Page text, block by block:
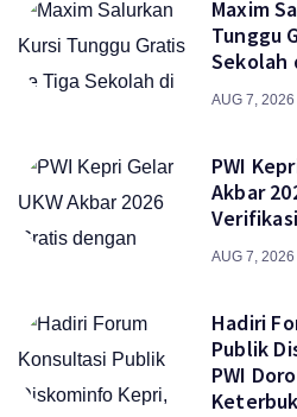
Maxim
Tunggu
Sekolah
AUG 7, 2026
PWI
Akbar
AUG 7, 2026
Hadiri
Publik
PWI